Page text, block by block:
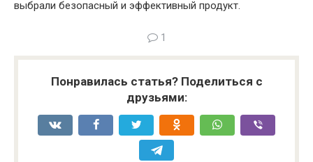
выбрали безопасный и эффективный продукт.
1
Понравилась статья? Поделиться с
друзьями: